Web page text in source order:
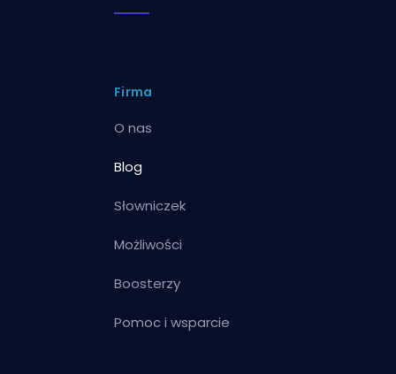
Firma
O nas
Blog
Słowniczek
Możliwości
Boosterzy
Pomoc i wsparcie